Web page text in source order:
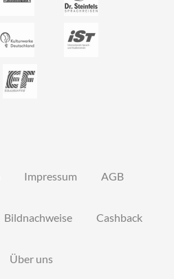
Impressum AGB
Bildnachweise Cashback
Über uns